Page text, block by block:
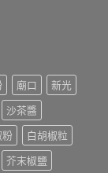
廟口
新光
沙茶醬
粉
白胡椒粒
芥末椒鹽